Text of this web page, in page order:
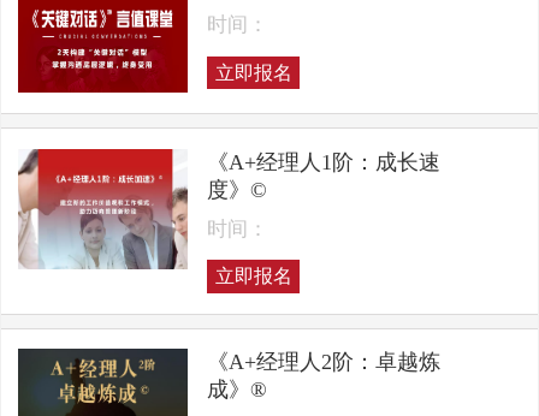
时间：
立即报名
《A+经理人1阶：成长速
度》©
时间：
立即报名
《A+经理人2阶：卓越炼
成》®